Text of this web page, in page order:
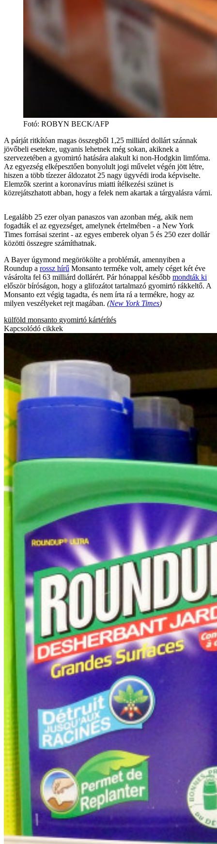
Fotó: ROBYN BECK/AFP
A párját ritkítóan magas összegből 1,25 milliárd dollárt szánnak
jövőbeli esetekre, ugyanis lehetnek még sokan, akiknek a
szervezetében a gyomirtó hatására alakult ki non-Hodgkin limfóma.
Az egyezség elképesztően bonyolult jogi művelet végén jött létre,
hiszen a több tízezer áldozatot 25 nagy ügyvédi iroda képviselte.
Elemzők szerint a koronavírus miatti ítélkezési szünet is
közrejátszhatott abban, hogy a felek nem akartak a tárgyalásra várni.
Legalább 25 ezer olyan panaszos van azonban még, akik nem
fogadták el az egyezséget, amelynek értelmében - a New York
Times forrásai szerint - az egyes emberek olyan 5 és 250 ezer dollár
közötti összegre számíthatnak.
A Bayer úgymond megörökölte a problémát, amennyiben a
Roundup a rossz hírű Monsanto terméke volt, amely céget két éve
vásárolta fel 63 milliárd dollárért. Pár hónappal később mondták ki
először bíróságon, hogy a glifozátot tartalmazó gyomirtó rákkeltő. A
Monsanto ezt végig tagadta, és nem írta rá a termékre, hogy az
milyen veszélyeket rejt magában. (New York Times)
külföld monsanto gyomirtó kártérítés
Kapcsolódó cikkek